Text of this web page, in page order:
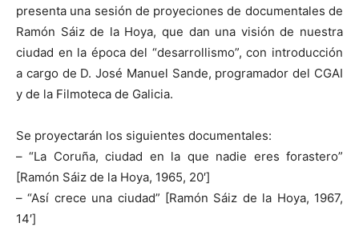
presenta una sesión de proyeciones de documentales de
Ramón Sáiz de la Hoya, que dan una visión de nuestra
ciudad en la época del “desarrollismo”, con introducción
a cargo de D. José Manuel Sande, programador del CGAI
y de la Filmoteca de Galicia.
Se proyectarán los siguientes documentales:
– “La Coruña, ciudad en la que nadie eres forastero”
[Ramón Sáiz de la Hoya, 1965, 20′]
– “Así crece una ciudad” [Ramón Sáiz de la Hoya, 1967,
14′]